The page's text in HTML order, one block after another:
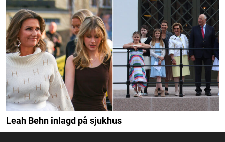
Leah Behn inlagd på sjukhus